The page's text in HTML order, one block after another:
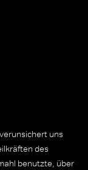
uns
des
benutzte, über